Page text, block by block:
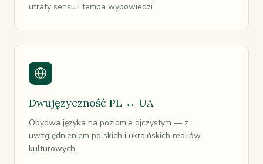
utraty sensu i tempa wypowiedzi.
Dwujęzyczność PL ↔ UA
Obydwa języka na poziomie ojczystym — z
uwzględnieniem polskich i ukraińskich realiów
kulturowych.